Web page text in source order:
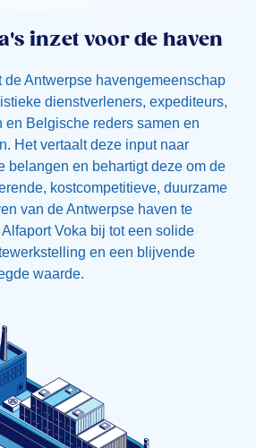
inzet voor de haven
de Antwerpse havengemeenschap
dienstverleners, expediteurs,
en Belgische reders samen en
Het vertaalt deze input naar
belangen en behartigt deze om de
kostcompetitieve, duurzame
van de Antwerpse haven te
Voka bij tot een solide
en een blijvende
waarde.